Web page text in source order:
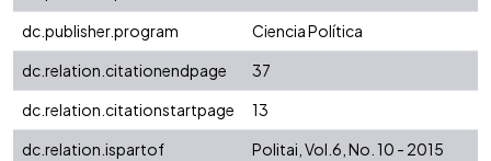
dc.publisher.program
Ciencia Política
dc.relation.citationendpage
37
dc.relation.citationstartpage
13
dc.relation.ispartof
Politai, Vol.6, No. 10 - 2015